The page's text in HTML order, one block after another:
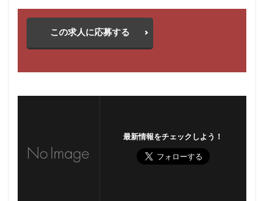
この求人に応募する
最新情報をチェックしよう！